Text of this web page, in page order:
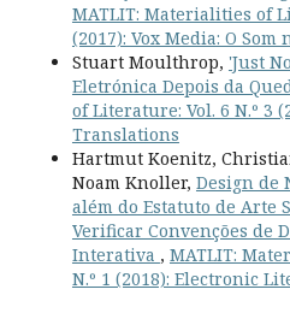
MATLIT: Materialities of
(2017): Vox Media: O
Stuart Moulthrop, 'Just
Eletrónica Depois da
of Literature: Vol. 6 N.º 3
Translations
Hartmut Koenitz,
Noam Knoller, Design de
além do Estatuto de Arte
Verificar Convenções de
Interativa , MATLIT:
N.º 1 (2018): Electronic